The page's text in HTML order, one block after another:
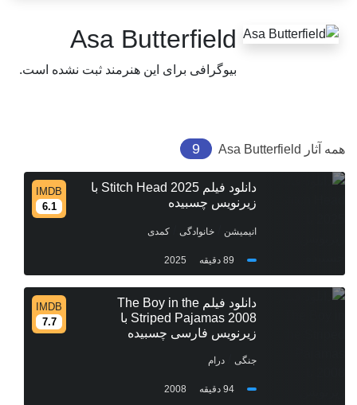
Asa Butterfield
بیوگرافی برای این هنرمند ثبت نشده است.
همه آثار Asa Butterfield
9
دانلود فیلم Stitch Head 2025 با
زیرنویس چسبیده
IMDB
6.1
انیمیشن خانوادگی کمدی
89 دقیقه 2025
دانلود فیلم The Boy in the
Striped Pajamas 2008 با
زیرنویس فارسی چسبیده
IMDB
7.7
جنگی درام
94 دقیقه 2008